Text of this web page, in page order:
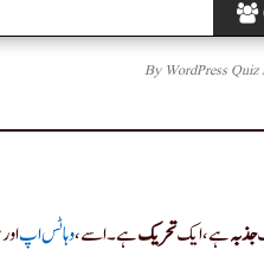
By WordPress Quiz
جذبہہے، ایکتحریکہے۔ اسے ،وہاٹس اپ